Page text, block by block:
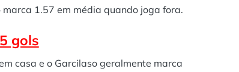
1.57 em média quando joga fora.
gols
casa e o Garcilaso geralmente marca